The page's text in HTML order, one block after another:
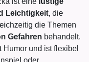
Leichtigkeit, die
die Themen
Gefahren behandelt.
und ist flexibel
oder